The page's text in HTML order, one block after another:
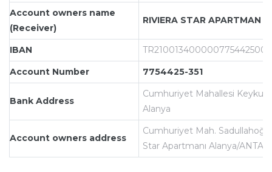
Account owners name
(Receiver)
RIVIERA STAR APARTMAN
IBAN
Account Number
7754425-351
Bank Address
Cumhuriyet Mahallesi
Alanya
Account owners address
Cumhuriyet Mah.
Star Apartmanı Alanya/